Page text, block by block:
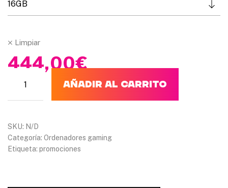
Limpiar
444,00€
AÑADIR AL CARRITO
SKU: N/D
Categoría: Ordenadores gaming
Etiqueta: promociones